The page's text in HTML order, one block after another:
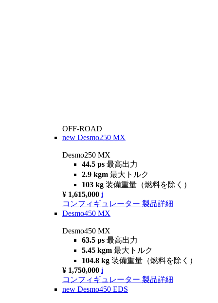
OFF-ROAD
new Desmo250 MX
Desmo250 MX
44.5 ps 最高出力
2.9 kgm 最大トルク
103 kg 装備重量（燃料を除く）
¥ 1,615,000 i
コンフィギュレーター 製品詳細
Desmo450 MX
Desmo450 MX
63.5 ps 最高出力
5.45 kgm 最大トルク
104.8 kg 装備重量（燃料を除く）
¥ 1,750,000 i
コンフィギュレーター 製品詳細
new Desmo450 EDS